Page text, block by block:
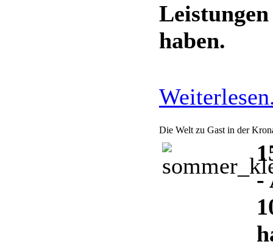
haben.
Die Welt zu Gast in der
-